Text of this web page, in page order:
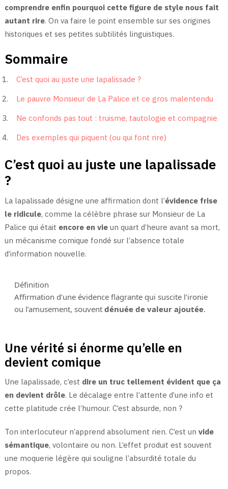
comprendre enfin pourquoi cette figure de style nous fait
autant rire. On va faire le point ensemble sur ses origines
historiques et ses petites subtilités linguistiques.
Sommaire
C’est quoi au juste une lapalissade ?
Le pauvre Monsieur de La Palice et ce gros malentendu
Ne confonds pas tout : truisme, tautologie et compagnie
Des exemples qui piquent (ou qui font rire)
C’est quoi au juste une lapalissade
?
La lapalissade désigne une affirmation dont l’évidence frise
le ridicule, comme la célèbre phrase sur Monsieur de La
Palice qui était encore en vieun quart d’heure avant sa mort,
un mécanisme comique fondé sur l’absence totale
d’information nouvelle.
Définition
Affirmation d’une évidence flagrante qui suscite l’ironie
ou l’amusement, souvent dénuée de valeur ajoutée.
Une vérité si énorme qu’elle en
devient comique
Une lapalissade, c’est dire un truc tellement évident que ça
en devient drôle. Le décalage entre l’attente d’une info et
cette platitude crée l’humour. C’est absurde, non ?
Ton interlocuteur n’apprend absolument rien. C’est un vide
sémantique, volontaire ou non. L’effet produit est souvent
une moquerie légère qui souligne l’absurdité totale du
propos.